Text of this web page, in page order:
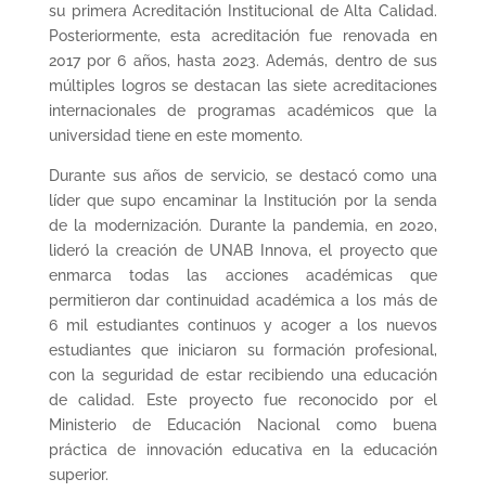
su primera Acreditación Institucional de Alta Calidad.
Posteriormente, esta acreditación fue renovada en
2017 por 6 años, hasta 2023. Además, dentro de sus
múltiples logros se destacan las siete acreditaciones
internacionales de programas académicos que la
universidad tiene en este momento.
Durante sus años de servicio, se destacó como una
líder que supo encaminar la Institución por la senda
de la modernización. Durante la pandemia, en 2020,
lideró la creación de UNAB Innova, el proyecto que
enmarca todas las acciones académicas que
permitieron dar continuidad académica a los más de
6 mil estudiantes continuos y acoger a los nuevos
estudiantes que iniciaron su formación profesional,
con la seguridad de estar recibiendo una educación
de calidad. Este proyecto fue reconocido por el
Ministerio de Educación Nacional como buena
práctica de innovación educativa en la educación
superior.